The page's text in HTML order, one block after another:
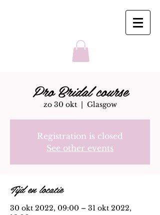
Pro Bridal course
zo 30 okt
  |
Glasgow
Registration is closed
See other events
Tijd en locatie
30 okt 2022, 09:00 – 31 okt 2022,